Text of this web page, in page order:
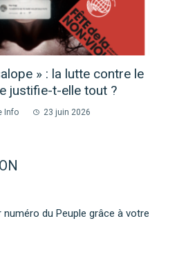
» : la lutte contre le
justifie-t-elle tout ?
Info 23 juin 2026
du Peuple grâce à votre